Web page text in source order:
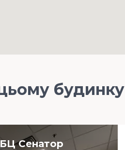
будинку
Сенатор